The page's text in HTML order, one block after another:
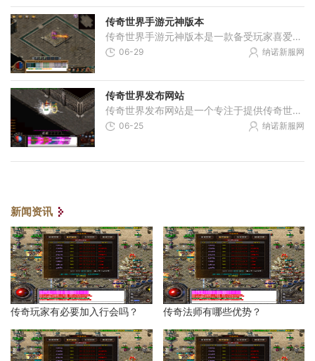
传奇世界手游元神版本
传奇世界手游元神版本是一款备受玩家喜爱的角色扮演游戏，它为玩家打造了一个充满传奇与快乐的游戏世界。在这个版本中，玩家可以进入令人神往的修真世界，感受一段奇幻的冒险
06-29 纳诺新服网
传奇世界发布网站
传奇世界发布网站是一个专注于提供传奇世界游戏相关信息和资源的网站。作为一个备受玩家热爱的经典网游，《传奇世界》自问世以来，拥有着广大的玩家基础和深厚的游戏内涵。传
06-25 纳诺新服网
新闻资讯
传奇玩家有必要加入行会吗？ 传奇法师有哪些优势？